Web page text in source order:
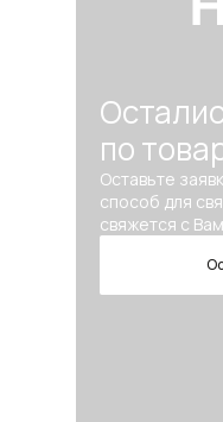
по
Оставьте
способ для
свяжется с